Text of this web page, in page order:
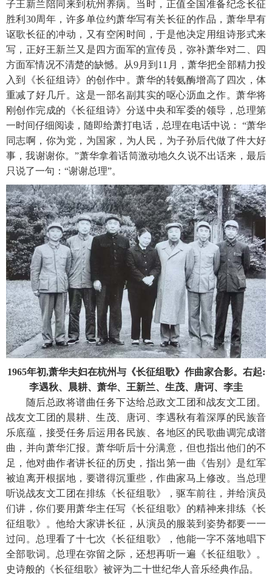
子王新兰陪同来到杭州养病。当时，正值全国准备纪念长征
胜利30周年，许多单位约萧华写有关长征的作品，萧华早有
讴歌长征的冲动，又有空闲时间，于是他决定用组诗形式来
写，正好王新兰又是四方面军的宣传员，弥补萧华对二、四
方面军情况不清楚的缺憾。从9月到11月，萧华把全部精力投
入到《长征组诗》的创作中。萧华的转氨酶增高了四次，体
重减了好几斤。这是一部名副其实的呕心沥血之作。萧华将
刚创作完成的《长征组诗》分送中央和军委的领导，总理第
一时间仔细阅读，随即给萧打电话，总理在电话中说： “萧华
同志啊，你为党，为国家，为人民，为子孙后代做了件大好
事，我谢谢你。”萧华拿着话筒激动地久久说不出话来，最后
只说了一句：“谢谢总理”。
1965年初,萧华夫妇在杭州与《长征组歌》作曲家合影。右起:
李遇秋、晨耕、萧华、王新兰、生茂、唐诃、李圭
随后总政将谱曲任务下达给总政文工团和战友文工团。
战友文工团的晨耕、生茂、唐诃、李遇秋有着深厚的民族音
乐底蕴，接受任务后运用各民族、各地区的民歌曲调完成谱
曲，并向萧华汇报。萧华听后十分满意，但也指出他们的不
足，他对曲作者讲长征的历史，指出第一曲《告别》是红军
被迫离开根据地，要谱得沉重些，作曲家马上修改。当总理
听说战友文工团在排练《长征组歌》，驱车前往，并给演员
们讲，你们要用萧华主任写《长征组歌》的精神来排练《长
征组歌》。他给大家讲长征，从演员的服装到姿势都要一一
过问。总理看了十七次《长征组歌》，他能一字不落地唱下
全部歌词。总理在弥留之际，还想再听一遍《长征组歌》。
史诗般的《长征组歌》被评为二十世纪华人音乐经典作品。